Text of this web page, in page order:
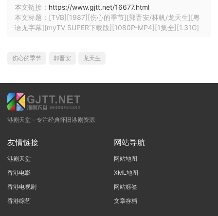
本文链接： https://www.gjtt.net/16677.html
本文标题：[TVB][1987][伤心的季节][郭晋安/林帆/龙天生][粤
语无字幕][myTV SUPER下载版][1080P-MP4][1集全][1.31G]
伤心的季节 郭晋安 龙天生
港剧天堂 - 专注经典怀旧港剧资源
友情链接
港剧天堂
香港电影
香港电视剧
香港综艺
网站导航
网站地图
XML地图
网站标签
文章存档